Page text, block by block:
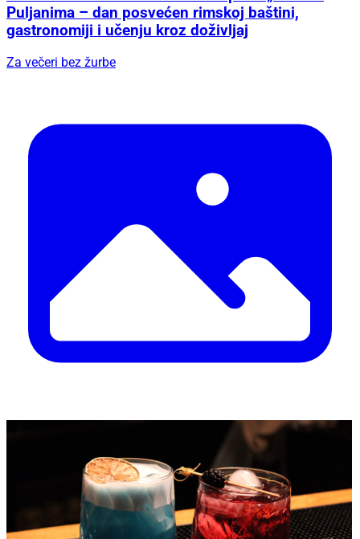
Puljanima – dan posvećen rimskoj baštini,
gastronomiji i učenju kroz doživljaj
Za večeri bez žurbe